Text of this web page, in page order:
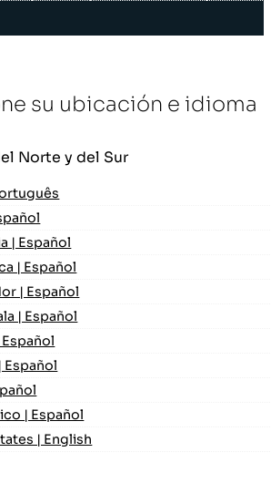
su ubicación e idioma
Norte y del Sur
| Español
| Español
| Español
| Español
Español
| Español
| English